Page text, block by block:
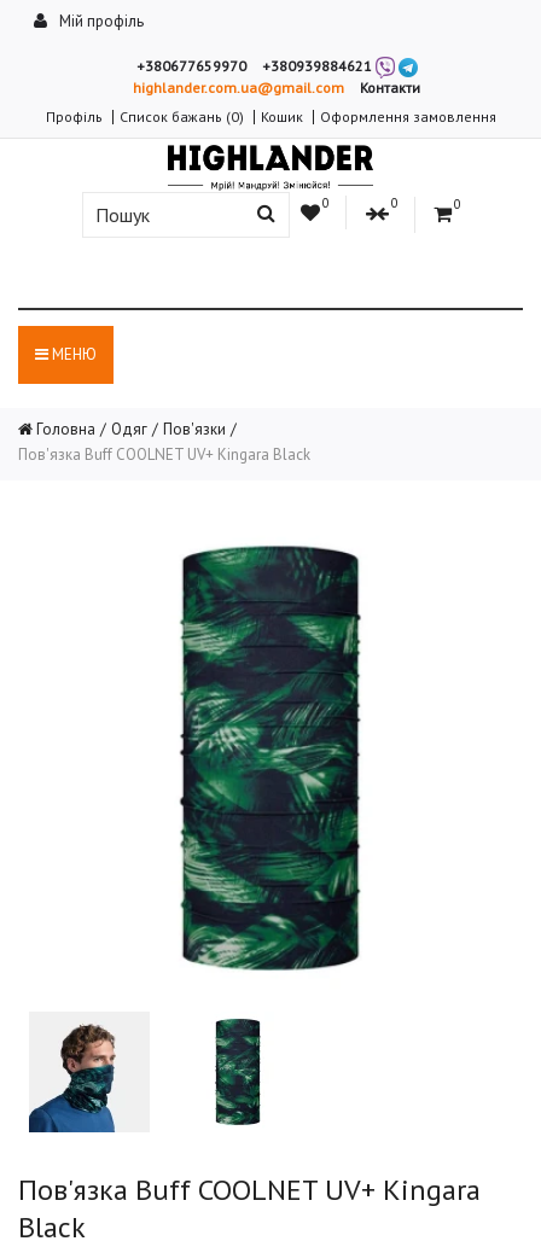
Мій профіль
+380677659970
+380939884621
highlander.com.ua@gmail.com
Контакти
Профіль
Список бажань (0) Кошик Оформлення замовлення
0 0 0
МЕНЮ
Головна Одяг
Пов'язки
Пов'язка Buff COOLNET UV+ Kingara Black
Пов'язка Buff COOLNET UV+ Kingara
Black